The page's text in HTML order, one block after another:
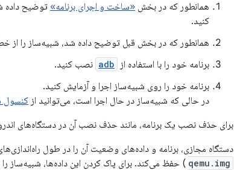
همانطور که در بخش «ساخت و اجرای برنامه»
کنید.
همانطور که در بخش قبل توضیح داده شد، شبیه‌ساز را از خط
برنامه خود را با استفاده از
adb نصب کنید.
برنامه خود را روی شبیه‌ساز اجرا و آزمایش کنید.
در حالی که شبیه‌ساز در حال اجرا است، می‌توانید از کنسول
برای حذف نصب یک برنامه، مانند حذف نصب آن در دستگاه‌های
دستگاه مجازی، برنامه و داده‌های وضعیت آن را در طول
qemu.img ) حفظ می‌کند. برای پاک کردن این داده‌ها، شبیه‌ساز را